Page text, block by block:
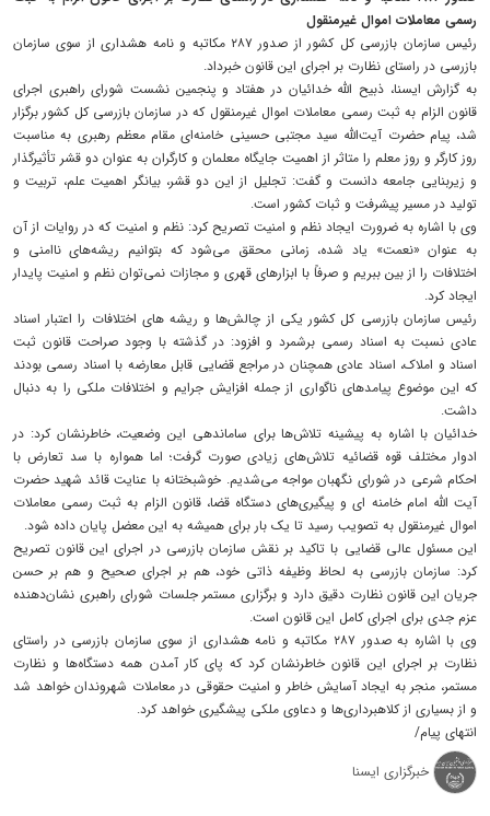
رسمی معاملات اموال غیرمنقول
رئیس سازمان بازرسی کل کشور از صدور ۲۸۷ مکاتبه و نامه هشداری از سوی سازمان
بازرسی در راستای نظارت بر اجرای این قانون خبرداد.
به گزارش ایسنا، ذبیح الله خدائیان در هفتاد و پنجمین نشست شورای راهبری اجرای
قانون الزام به ثبت رسمی معاملات اموال غیرمنقول که در سازمان بازرسی کل کشور برگزار
شد، پیام حضرت آیت‌الله سید مجتبی حسینی خامنه‌ای مقام معظم رهبری به مناسبت
روز کارگر و روز معلم را متاثر از اهمیت جایگاه معلمان و کارگران به عنوان دو قشر تأثیرگذار
و زیربنایی جامعه دانست و گفت: تجلیل از این دو قشر، بیانگر اهمیت علم، تربیت و
تولید در مسیر پیشرفت و ثبات کشور است.
وی با اشاره به ضرورت ایجاد نظم و امنیت تصریح کرد: نظم و امنیت که در روایات از آن
به عنوان «نعمت» یاد شده، زمانی محقق می‌شود که بتوانیم ریشه‌های ناامنی و
اختلافات را از بین ببریم و صرفاً با ابزارهای قهری و مجازات نمی‌توان نظم و امنیت پایدار
ایجاد کرد.
رئیس سازمان بازرسی کل کشور یکی از چالش‌ها و ریشه های اختلافات را اعتبار اسناد
عادی نسبت به اسناد رسمی برشمرد و افزود: در گذشته با وجود صراحت قانون ثبت
اسناد و املاک، اسناد عادی همچنان در مراجع قضایی قابل معارضه با اسناد رسمی بودند
که این موضوع پیامدهای ناگواری از جمله افزایش جرایم و اختلافات ملکی را به دنبال
داشت.
خدائیان با اشاره به پیشینه تلاش‌ها برای ساماندهی این وضعیت، خاطرنشان کرد: در
ادوار مختلف قوه قضائیه تلاش‌های زیادی صورت گرفت؛ اما همواره با سد تعارض با
احکام شرعی در شورای نگهبان مواجه می‌شدیم. خوشبختانه با عنایت قائد شهید حضرت
آیت الله امام خامنه ای و پیگیری‌های دستگاه قضا، قانون الزام به ثبت رسمی معاملات
اموال غیرمنقول به تصویب رسید تا یک بار برای همیشه به این معضل پایان داده شود.
این مسئول عالی قضایی با تاکید بر نقش سازمان بازرسی در اجرای این قانون تصریح
کرد: سازمان بازرسی به لحاظ وظیفه ذاتی خود، هم بر اجرای صحیح و هم بر حسن
جریان این قانون نظارت دقیق دارد و برگزاری مستمر جلسات شورای راهبری نشان‌دهنده
عزم جدی برای اجرای کامل این قانون است.
وی با اشاره به صدور ۲۸۷ مکاتبه و نامه هشداری از سوی سازمان بازرسی در راستای
نظارت بر اجرای این قانون خاطرنشان کرد که پای کار آمدن همه دستگاه‌ها و نظارت
مستمر، منجر به ایجاد آسایش خاطر و امنیت حقوقی در معاملات شهروندان خواهد شد
و از بسیاری از کلاهبرداری‌ها و دعاوی ملکی پیشگیری خواهد کرد.
انتهای پیام/
خبرگزاری ایسنا